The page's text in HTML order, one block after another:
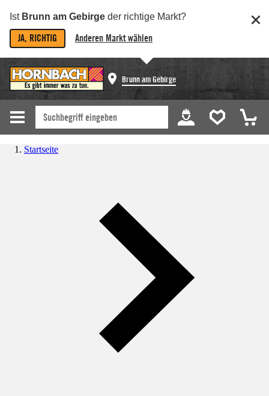
Ist Brunn am Gebirge der richtige Markt?
JA, RICHTIG Anderen Markt wählen
Brunn am Gebirge
Startseite